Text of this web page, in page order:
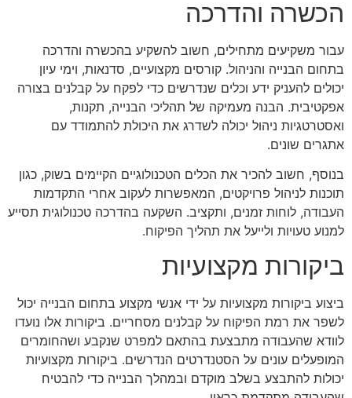
הכשרה והדרכה
עבור משקיעים מתחילים, חשוב להשקיע בהכשרה והדרכה
בתחום הבנייה והניהול. קורסים מקצועיים, סדנאות, וימי עיון
יכולים להעניק ידע וכלים שנדרשים כדי לפקח על קבלנים בצורה
אפקטיבית. הבנה מעמיקה של תהליכי הבנייה, תקנות,
ואסטרטגיות ניהול יכולה לשדרג את היכולת להתמודד עם
אתגרים שונים.
בנוסף, חשוב להכיר את הכלים הטכנולוגיים הקיימים בשוק, כגון
תוכנות לניהול פרויקטים, המאפשרות לעקוב אחרי התקדמות
העבודה, לוחות זמנים, ותקציב. השקעה בהדרכה טכנולוגית תסייע
למנוע טעויות ולייעל את תהליך הפיקוח.
ביקורות מקצועיות
ביצוע ביקורות מקצועיות על ידי אנשי מקצוע בתחום הבנייה יכול
לשפר את רמת הפיקוח על קבלנים מסחריים. ביקורות אלו נועדו
לוודא שהעבודה מתבצעת בהתאם למפרט שנקבע ושהחומרים
המופעלים עונים על הסטנדרטים הנדרשים. ביקורות מקצועיות
יכולות להתבצע בשלב מוקדם ובמהלך הבנייה כדי להבטיח